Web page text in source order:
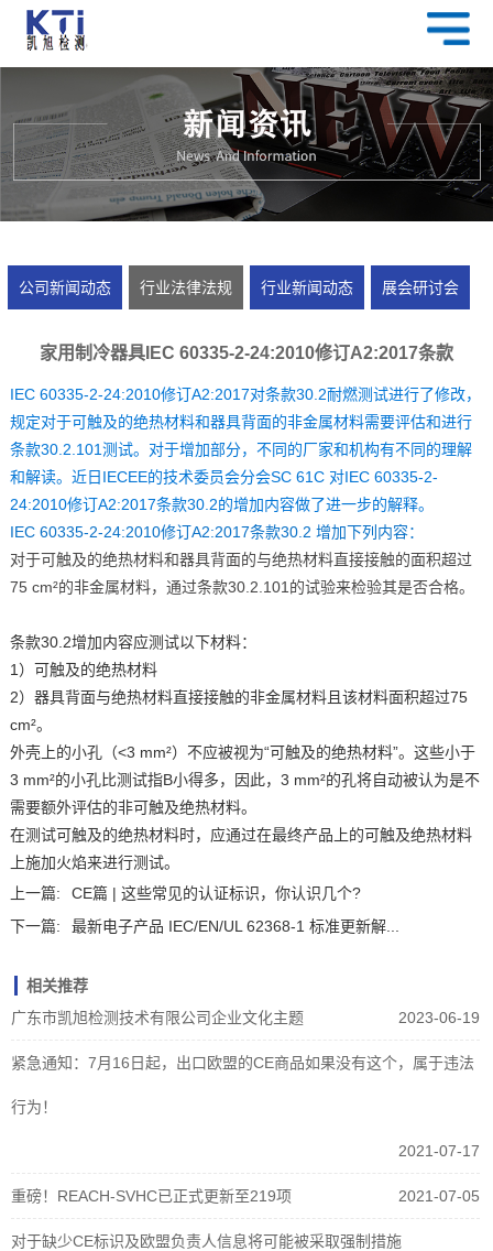
公司新闻动态 行业法律法规 行业新闻动态 展会研讨会
家用制冷器具IEC 60335-2-24:2010修订A2:2017条款
30.2增加内容的解释
IEC 60335-2-24:2010修订A2:2017对条款30.2耐燃测试进行了修改，
规定对于可触及的绝热材料和器具背面的非金属材料需要评估和进行
条款30.2.101测试。对于增加部分，不同的厂家和机构有不同的理解
和解读。近日IECEE的技术委员会分会SC 61C 对IEC 60335-2-
24:2010修订A2:2017条款30.2的增加内容做了进一步的解释。
IEC 60335-2-24:2010修订A2:2017条款30.2 增加下列内容：
对于可触及的绝热材料和器具背面的与绝热材料直接接触的面积超过
75 cm²的非金属材料，通过条款30.2.101的试验来检验其是否合格。
条款30.2增加内容应测试以下材料：
1）可触及的绝热材料
2）器具背面与绝热材料直接接触的非金属材料且该材料面积超过75
cm²。
外壳上的小孔（<3 mm²）不应被视为“可触及的绝热材料”。这些小于
3 mm²的小孔比测试指B小得多，因此，3 mm²的孔将自动被认为是不
需要额外评估的非可触及绝热材料。
在测试可触及的绝热材料时，应通过在最终产品上的可触及绝热材料
上施加火焰来进行测试。
上一篇:
CE篇 | 这些常见的认证标识，你认识几个?
下一篇:
最新电子产品 IEC/EN/UL 62368-1 标准更新解...
相关推荐
广东市凯旭检测技术有限公司企业文化主题
2023-06-19
紧急通知：7月16日起，出口欧盟的CE商品如果没有这个，属于违法
行为！
2021-07-17
重磅！REACH-SVHC已正式更新至219项 2021-07-05
对于缺少CE标识及欧盟负责人信息将可能被采取强制措施